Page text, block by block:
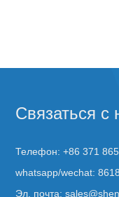
Связаться с
Телефон: +86 371
whatsapp/wechat:
Эл. почта: